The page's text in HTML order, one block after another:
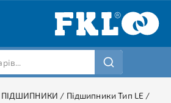
ПІДШИПНИКИ / Підшипники Тип LE /